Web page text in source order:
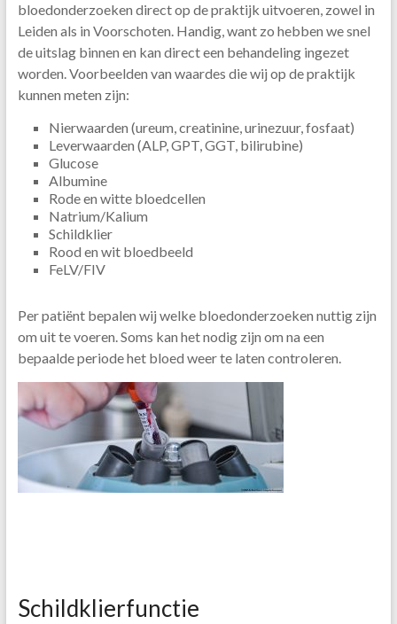
bloedonderzoeken direct op de praktijk uitvoeren, zowel in
Leiden als in Voorschoten. Handig, want zo hebben we snel
de uitslag binnen en kan direct een behandeling ingezet
worden. Voorbeelden van waardes die wij op de praktijk
kunnen meten zijn:
Nierwaarden (ureum, creatinine, urinezuur, fosfaat)
Leverwaarden (ALP, GPT, GGT, bilirubine)
Glucose
Albumine
Rode en witte bloedcellen
Natrium/Kalium
Schildklier
Rood en wit bloedbeeld
FeLV/FIV
Per patiënt bepalen wij welke bloedonderzoeken nuttig zijn
om uit te voeren. Soms kan het nodig zijn om na een
bepaalde periode het bloed weer te laten controleren.
Schildklierfunctie